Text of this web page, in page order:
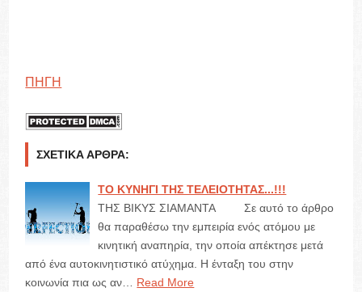
ΠΗΓΗ
ΣΧΕΤΙΚΆ ΆΡΘΡΑ:
ΤΟ ΚΥΝΗΓΙ ΤΗΣ ΤΕΛΕΙΟΤΗΤΑΣ...!!!
ΤΗΣ ΒΙΚΥΣ ΣΙΑΜΑΝΤΑ Σε αυτό το άρθρο
θα παραθέσω την εμπειρία ενός ατόμου με
κινητική αναπηρία, την οποία απέκτησε μετά
από ένα αυτοκινητιστικό ατύχημα. Η ένταξη του στην
κοινωνία πια ως αν…
Read More